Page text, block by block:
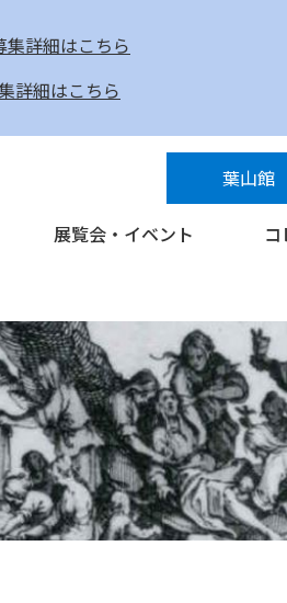
集詳細はこちら
詳細はこちら
葉山館
展覧会・イベント